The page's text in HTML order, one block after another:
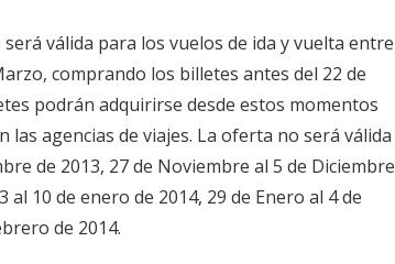
válida para los vuelos de ida y vuelta entre
comprando los billetes antes del 22 de
podrán adquirirse desde estos momentos
las agencias de viajes. La oferta no será válida
de 2013, 27 de Noviembre al 5 de Diciembre
al 10 de enero de 2014, 29 de Enero al 4 de
de 2014.